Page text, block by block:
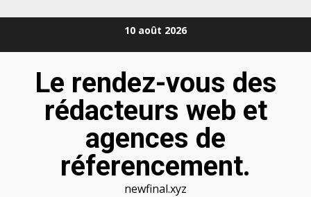
10 août 2026
Le rendez-vous des
rédacteurs web et
agences de
réferencement.
newfinal.xyz